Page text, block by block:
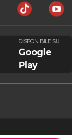
DISPONIBILE SU
Google
Play